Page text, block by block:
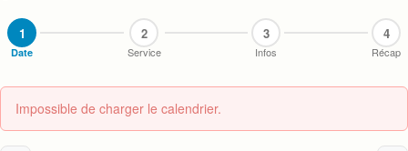
1
Date
2
Service
3
Infos
4
Récap
Impossible de charger le calendrier.